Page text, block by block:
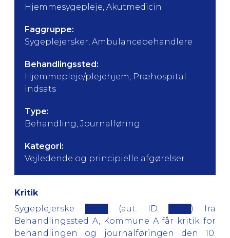
Hjemmesygepleje, Akutmedicin
Faggruppe:
Sygeplejersker, Ambulancebehandlere
Behandlingssted:
Hjemmepleje/plejehjem, Præhospital
indsats
Type:
Behandling, Journalføring
Kategori:
Vejledende og principielle afgørelser
Kritik
Sygeplejerske ████ (aut. ID ████) fra
Behandlingssted A, Kommune A får kritik for
behandlingen og journalføringen den 10.